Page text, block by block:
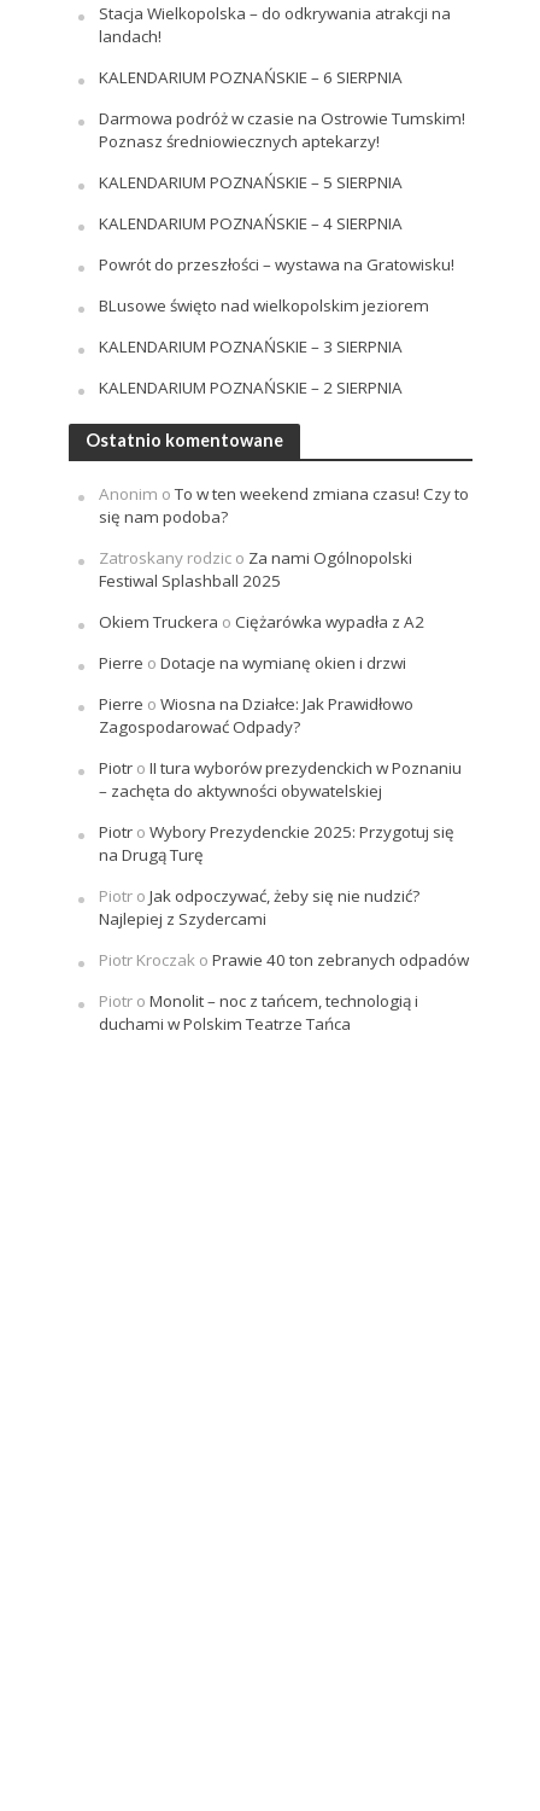
Stacja Wielkopolska – do odkrywania atrakcji na
landach!
KALENDARIUM POZNAŃSKIE – 6 SIERPNIA
Darmowa podróż w czasie na Ostrowie Tumskim!
Poznasz średniowiecznych aptekarzy!
KALENDARIUM POZNAŃSKIE – 5 SIERPNIA
KALENDARIUM POZNAŃSKIE – 4 SIERPNIA
Powrót do przeszłości – wystawa na Gratowisku!
BLusowe święto nad wielkopolskim jeziorem
KALENDARIUM POZNAŃSKIE – 3 SIERPNIA
KALENDARIUM POZNAŃSKIE – 2 SIERPNIA
Ostatnio komentowane
Anonim oTo w ten weekend zmiana czasu! Czy to
się nam podoba?
Zatroskany rodzico Za nami Ogólnopolski
Festiwal Splashball 2025
Okiem Truckera o Ciężarówka wypadła z A2
Pierre o Dotacje na wymianę okien i drzwi
Pierre o Wiosna na Działce: Jak Prawidłowo
Zagospodarować Odpady?
Piotro II tura wyborów prezydenckich w Poznaniu
– zachęta do aktywności obywatelskiej
Piotro Wybory Prezydenckie 2025: Przygotuj się
na Drugą Turę
Piotro Jak odpoczywać, żeby się nie nudzić?
Najlepiej z Szydercami
Piotr Kroczako Prawie 40 ton zebranych odpadów
Piotro Monolit – noc z tańcem, technologią i
duchami w Polskim Teatrze Tańca